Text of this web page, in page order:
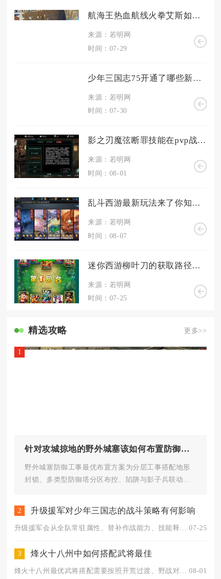
航海王热血航线火拳艾斯如何获得
来源：若明网
时间：07-29
少年三国志75开通了哪些新的充值福利
来源：若明网
时间：07-30
影之刃魔弦断罪技能在pvp战斗中的表现如何
来源：若明网
时间：08-01
乱斗西游最新玩法来了你知道是什么吗
来源：若明网
时间：08-07
迷你西游柳叶刀的获取路径是什么
来源：若明网
时间：07-25
精选攻略 更多>>
1
针对攻城掠地的野外城塞该如何布置防御工事
野外城塞防御工事最优布置方案为分层工事搭配地形
封锁、多类型防御塔分区布控、陷阱与影子兵联动牵
2 升级援军对少年三国志的战斗策略有何影响
07-25
3 烽火十八州中如何搭配武将最佳
08-01